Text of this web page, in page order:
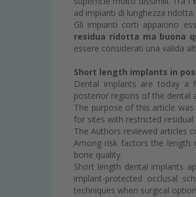
ad impianti di lunghezza ridotta.
Gli impianti corti appaiono
residua ridotta ma buona
essere considerati una valida
Short length implants in
Dental implants are today a
posterior regions of the dental
The purpose of this article
for sites with restricted residual
The Authors reviewed articles
Among risk factors the
bone quality.
Short length dental implants
implant-protected occlusal
techniques when surgical